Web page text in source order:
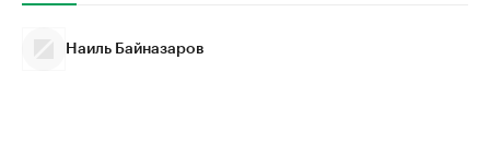
Наиль Байназаров